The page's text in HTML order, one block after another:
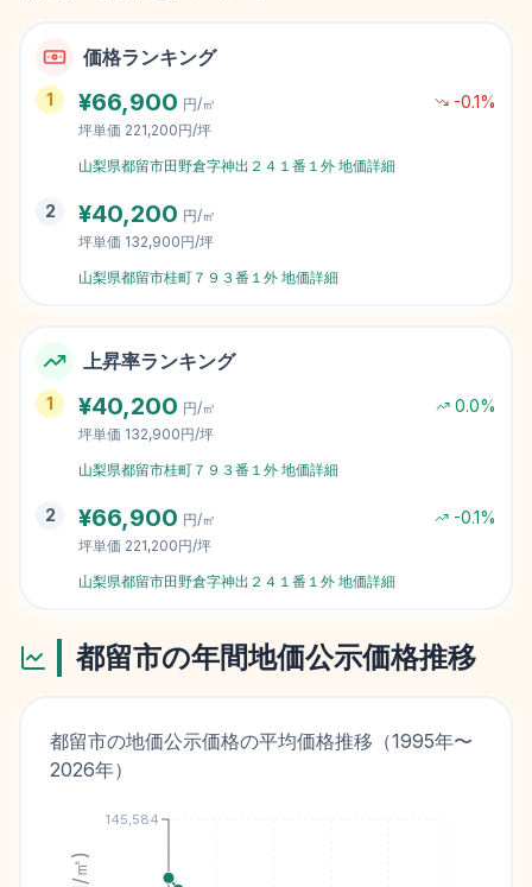
価格ランキング
1 ¥66,900 円/㎡ -0.1%
坪単価 221,200円/坪
山梨県都留市田野倉字神出２４１番１外 地価詳細
2 ¥40,200 円/㎡
坪単価 132,900円/坪
山梨県都留市桂町７９３番１外 地価詳細
上昇率ランキング
1 ¥40,200 円/㎡ 0.0%
坪単価 132,900円/坪
山梨県都留市桂町７９３番１外 地価詳細
2 ¥66,900 円/㎡ -0.1%
坪単価 221,200円/坪
山梨県都留市田野倉字神出２４１番１外 地価詳細
都留市の年間地価公示価格推移
都留市の地価公示価格の平均価格推移（1995年〜
2026年）
145,584